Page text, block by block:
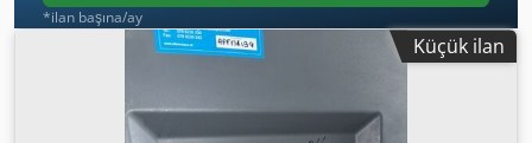
*ilan başına/ay
Küçük ilan